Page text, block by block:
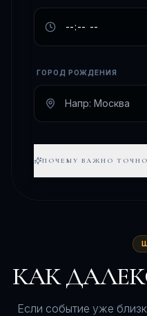
ГОРОД РОЖДЕНИЯ
ПОЧЕМУ ВАЖНО
КАК
Если событие уже